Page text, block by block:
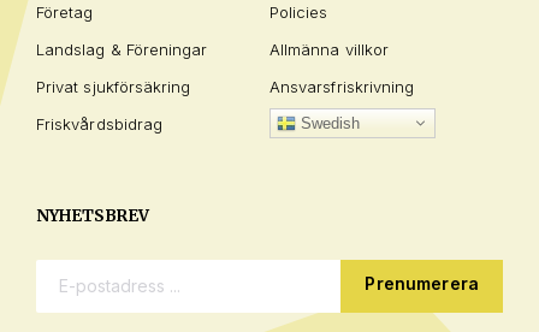
Företag
Landslag & Föreningar
Privat sjukförsäkring
Friskvårdsbidrag
Policies
Allmänna villkor
Ansvarsfriskrivning
Swedish
NYHETSBREV
E-postadress: